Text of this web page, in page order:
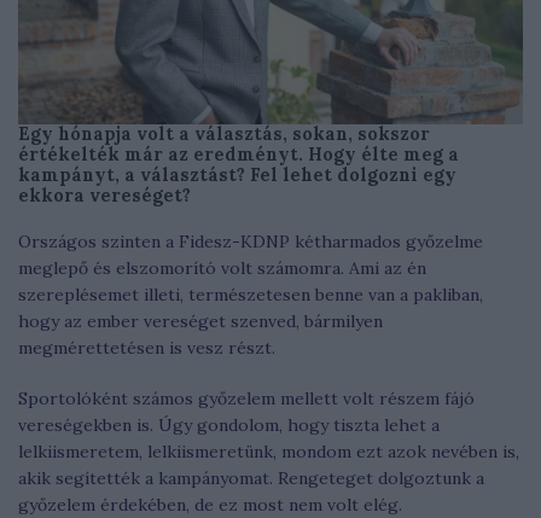
Egy hónapja volt a választás, sokan, sokszor
értékelték már az eredményt. Hogy élte meg a
kampányt, a választást? Fel lehet dolgozni egy
ekkora vereséget?
Országos szinten a Fidesz-KDNP kétharmados győzelme
meglepő és elszomorító volt számomra. Ami az én
szereplésemet illeti, természetesen benne van a pakliban,
hogy az ember vereséget szenved, bármilyen
megmérettetésen is vesz részt.
Sportolóként számos győzelem mellett volt részem fájó
vereségekben is. Úgy gondolom, hogy tiszta lehet a
lelkiismeretem, lelkiismeretünk, mondom ezt azok nevében is,
akik segítették a kampányomat. Rengeteget dolgoztunk a
győzelem érdekében, de ez most nem volt elég.